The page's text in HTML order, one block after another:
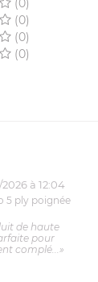
(0)
(0)
(0)
(0)
à 12:04
5 ply poignée
de haute
pour
complé...»